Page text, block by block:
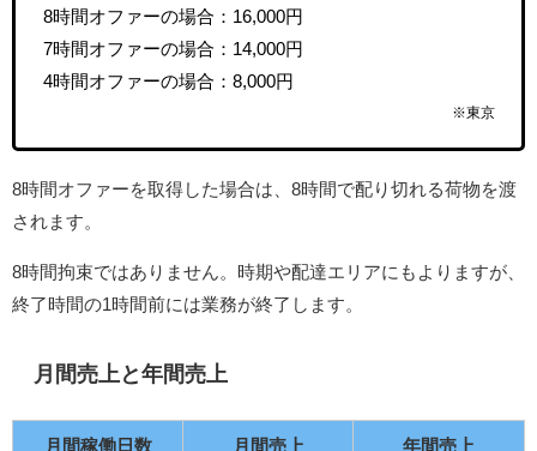
8時間オファーの場合：16,000円
7時間オファーの場合：14,000円
4時間オファーの場合：8,000円
※東京
8時間オファーを取得した場合は、8時間で配り切れる荷物を渡
されます。
8時間拘束ではありません。時期や配達エリアにもよりますが、
終了時間の1時間前には業務が終了します。
月間売上と年間売上
月間稼働日数 月間売上 年間売上